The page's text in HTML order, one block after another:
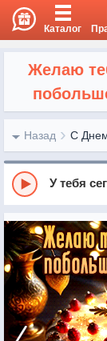
Каталог
Желаю
Назад С
У тебя